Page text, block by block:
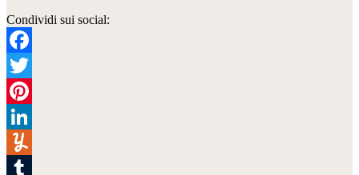
Condividi sui social:
Facebook
Twitter
Pinterest
LinkedIn
Yummly